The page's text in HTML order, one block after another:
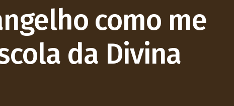
como me
da Divina